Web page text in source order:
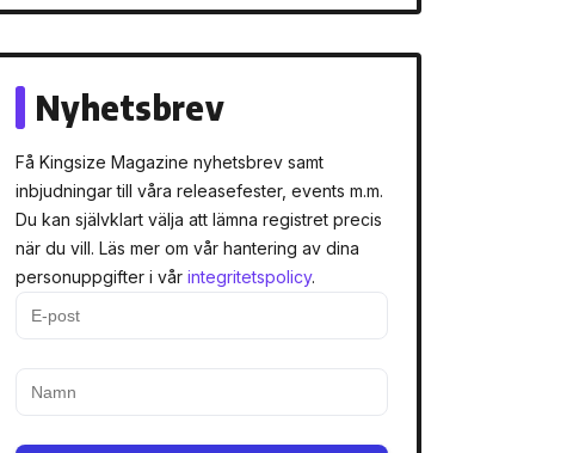
Nyhetsbrev
Få Kingsize Magazine nyhetsbrev samt
inbjudningar till våra releasefester, events m.m.
Du kan självklart välja att lämna registret precis
när du vill. Läs mer om vår hantering av dina
personuppgifter i vår integritetspolicy.